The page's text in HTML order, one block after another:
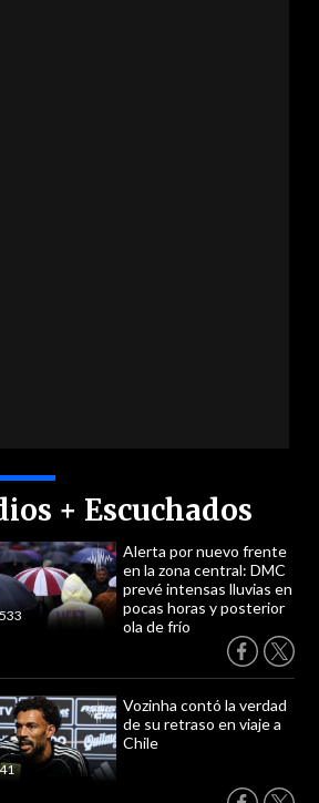
+ Escuchados
Alerta por nuevo frente
en la zona central: DMC
prevé intensas lluvias en
pocas horas y posterior
ola de frío
Vozinha contó la verdad
de su retraso en viaje a
Chile